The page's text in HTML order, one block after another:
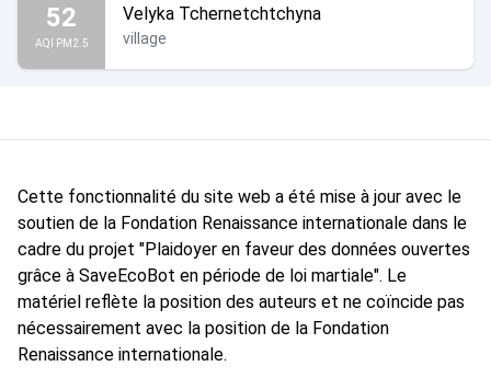
52
AQI PM2.5
Velyka Tchernetchtchyna
village
Cette fonctionnalité du site web a été mise à jour avec le
soutien de la Fondation Renaissance internationale dans le
cadre du projet "Plaidoyer en faveur des données ouvertes
grâce à SaveEcoBot en période de loi martiale". Le
matériel reflète la position des auteurs et ne coïncide pas
nécessairement avec la position de la Fondation
Renaissance internationale.